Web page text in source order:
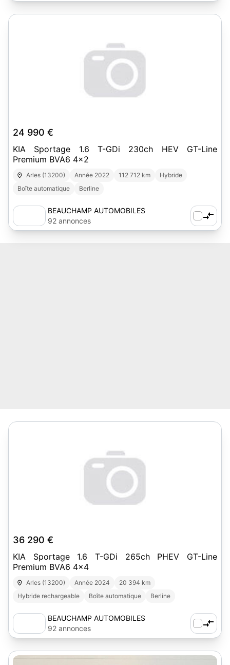
24 990 €
KIA Sportage 1.6 T-GDi 230ch HEV GT-Line
Premium BVA6 4x2
Arles (13200) Année 2022 112 712 km
Hybride
Boîte automatique
Berline
BEAUCHAMP AUTOMOBILES
92 annonces
36 290 €
KIA Sportage 1.6 T-GDi 265ch PHEV GT-Line
Premium BVA6 4x4
Arles (13200) Année 2024
20 394 km
Hybride rechargeable
Boîte automatique Berline
BEAUCHAMP AUTOMOBILES
92 annonces